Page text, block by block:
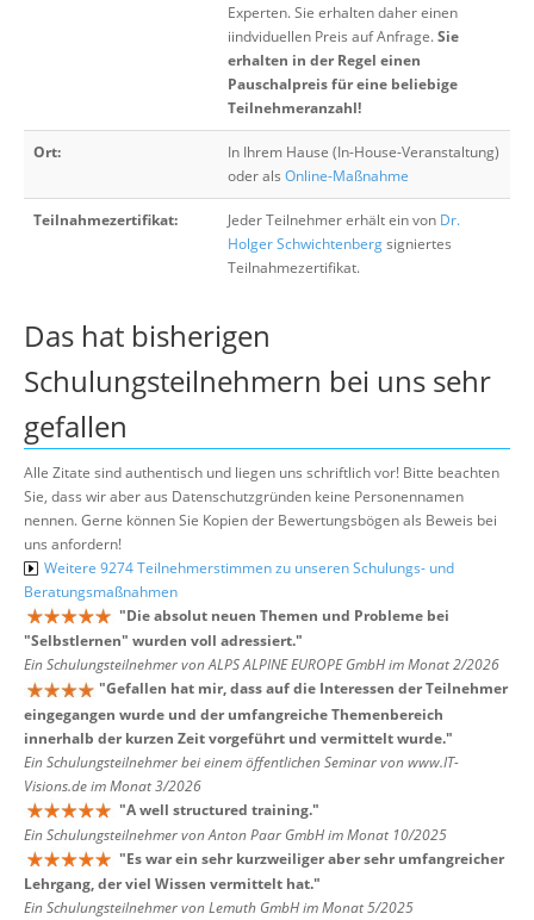
Experten. Sie erhalten daher einen
iindviduellen Preis auf Anfrage.Sie
erhalten in der Regel einen
Pauschalpreis für eine beliebige
Teilnehmeranzahl!
Ort:
In Ihrem Hause (In-House-Veranstaltung)
oder als Online-Maßnahme
Teilnahmezertifikat: Jeder Teilnehmer erhält ein von Dr.
Holger Schwichtenbergsigniertes
Teilnahmezertifikat.
Das hat bisherigen
Schulungsteilnehmern bei uns sehr
gefallen
Alle Zitate sind authentisch und liegen uns schriftlich vor! Bitte beachten
Sie, dass wir aber aus Datenschutzgründen keine Personennamen
nennen. Gerne können Sie Kopien der Bewertungsbögen als Beweis bei
uns anfordern!
Weitere 9274 Teilnehmerstimmen zu unseren Schulungs- und
Beratungsmaßnahmen
"Die absolut neuen Themen und Probleme bei
"Selbstlernen" wurden voll adressiert."
Ein Schulungsteilnehmer von ALPS ALPINE EUROPE GmbH im Monat 2/2026
"Gefallen hat mir, dass auf die Interessen der Teilnehmer
eingegangen wurde und der umfangreiche Themenbereich
innerhalb der kurzen Zeit vorgeführt und vermittelt wurde."
Ein Schulungsteilnehmer bei einem öffentlichen Seminar von www.IT-
Visions.de im Monat 3/2026
"A well structured training."
Ein Schulungsteilnehmer von Anton Paar GmbH im Monat 10/2025
"Es war ein sehr kurzweiliger aber sehr umfangreicher
Lehrgang, der viel Wissen vermittelt hat."
Ein Schulungsteilnehmer von Lemuth GmbH im Monat 5/2025